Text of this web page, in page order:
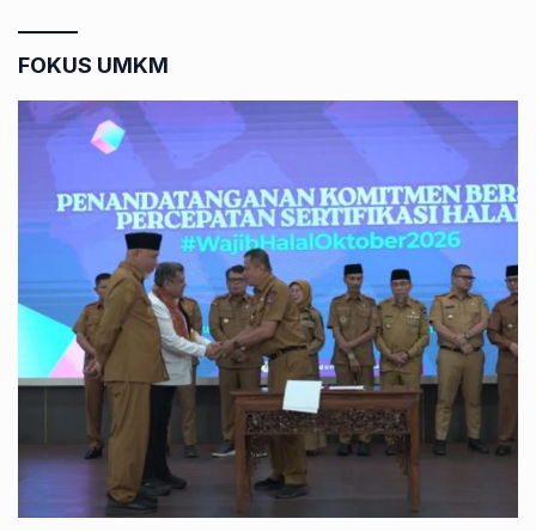
FOKUS UMKM